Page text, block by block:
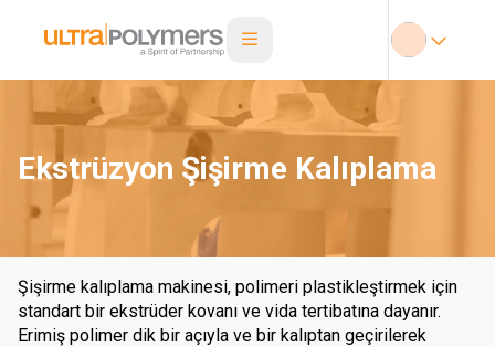
Ekstrüzyon Şişirme Kalıplama
Şişirme kalıplama makinesi, polimeri plastikleştirmek için
standart bir ekstrüder kovanı ve vida tertibatına dayanır.
Erimiş polimer dik bir açıyla ve bir kalıptan geçirilerek